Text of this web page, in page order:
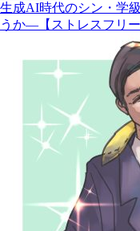
生成AI時代のシン・学
うか―【ストレスフリ